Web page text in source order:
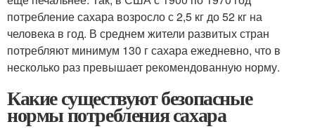
потребление сахара возросло с 2,5 кг до 52 кг на
человека в год. В среднем жители развитых стран
потребляют минимум 130 г сахара ежедневно, что в
несколько раз превышает рекомендованную норму.
Какие существуют безопасные
нормы потребления сахара